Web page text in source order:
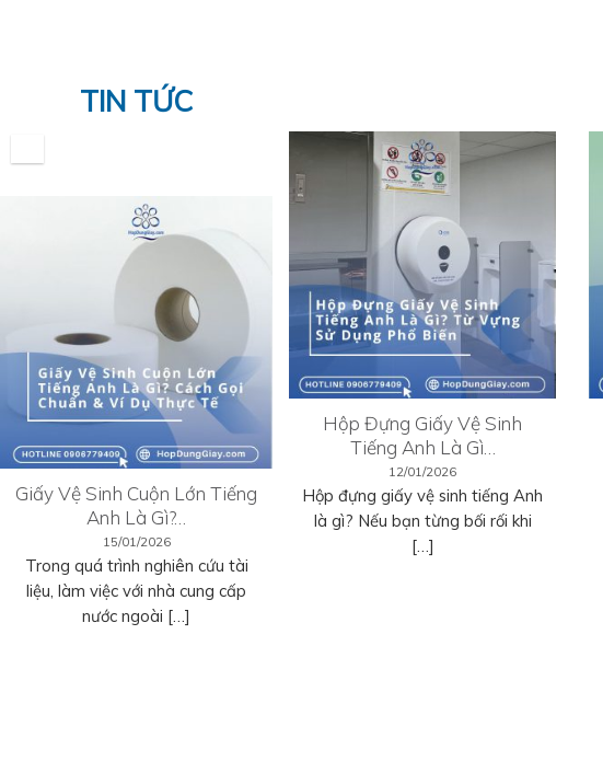
TIN TỨC
Giấy Vệ Sinh Cuộn Lớn Tiếng
Anh Là Gì?…
15/01/2026
Trong quá trình nghiên cứu tài
liệu, làm việc với nhà cung cấp
nước ngoài […]
Hộp Đựng Giấy Vệ Sinh
Tiếng Anh Là Gì…
12/01/2026
Hộp đựng giấy vệ sinh tiếng Anh
là gì? Nếu bạn từng bối rối khi
[…]